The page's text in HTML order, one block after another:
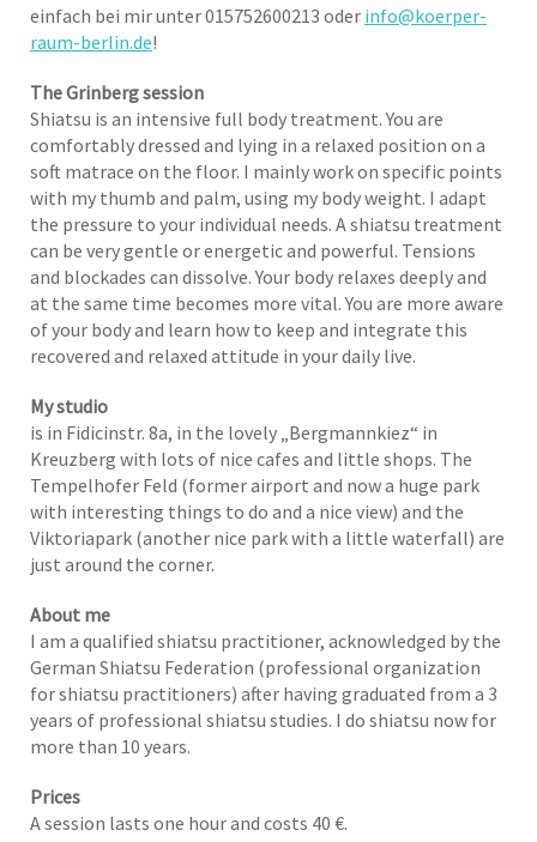
einfach bei mir unter 015752600213 oder info@koerper-
raum-berlin.de!
The Grinberg session
Shiatsu is an intensive full body treatment. You are
comfortably dressed and lying in a relaxed position on a
soft matrace on the floor. I mainly work on specific points
with my thumb and palm, using my body weight. I adapt
the pressure to your individual needs. A shiatsu treatment
can be very gentle or energetic and powerful. Tensions
and blockades can dissolve. Your body relaxes deeply and
at the same time becomes more vital. You are more aware
of your body and learn how to keep and integrate this
recovered and relaxed attitude in your daily live.
My studio
is in Fidicinstr. 8a, in the lovely „Bergmannkiez“ in
Kreuzberg with lots of nice cafes and little shops. The
Tempelhofer Feld (former airport and now a huge park
with interesting things to do and a nice view) and the
Viktoriapark (another nice park with a little waterfall) are
just around the corner.
About me
I am a qualified shiatsu practitioner, acknowledged by the
German Shiatsu Federation (professional organization
for shiatsu practitioners) after having graduated from a 3
years of professional shiatsu studies. I do shiatsu now for
more than 10 years.
Prices
A session lasts one hour and costs 40 €.